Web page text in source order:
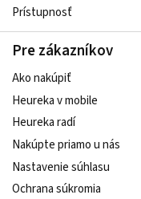
Prístupnosť
Pre zákazníkov
Ako nakúpiť
Heureka v mobile
Heureka radí
Nakúpte priamo u nás
Nastavenie súhlasu
Ochrana súkromia